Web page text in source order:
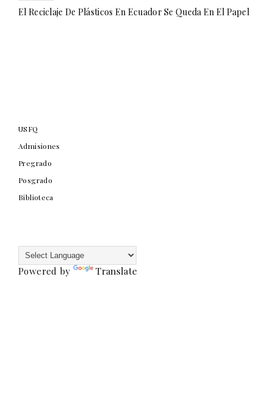
El Reciclaje De Plásticos En Ecuador Se Queda En El Papel
USFQ
Admisiones
Pregrado
Posgrado
Biblioteca
Powered by Translate